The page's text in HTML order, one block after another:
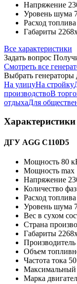
Напряжение
Уровень шума
Расход топлива
Габариты
Все характеристики
Задать вопрос
Смотреть все
Выбрать генераторы
На улицуНа стройку
производствоВ
отдыхаДля
Характеристики
ДГУ AGG C110D5
Мощность 80
Мощность max
Напряжение
Количество фаз
Расход топлива
Уровень шума
Вес в сухом
Страна
Габариты
Производитель
Объем
Частота тока
Максимальный
Марка